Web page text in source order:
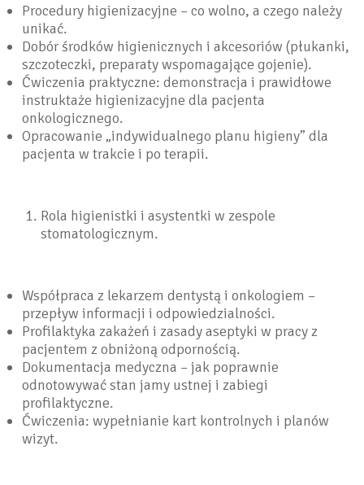
Procedury higienizacyjne – co wolno, a czego należy
unikać.
Dobór środków higienicznych i akcesoriów (płukanki,
szczoteczki, preparaty wspomagające gojenie).
Ćwiczenia praktyczne: demonstracja i prawidłowe
instruktaże higienizacyjne dla pacjenta
onkologicznego.
Opracowanie „indywidualnego planu higieny” dla
pacjenta w trakcie i po terapii.
Rola higienistki i asystentki w zespole
stomatologicznym.
Współpraca z lekarzem dentystą i onkologiem –
przepływ informacji i odpowiedzialności.
Profilaktyka zakażeń i zasady aseptyki w pracy z
pacjentem z obniżoną odpornością.
Dokumentacja medyczna – jak poprawnie
odnotowywać stan jamy ustnej i zabiegi
profilaktyczne.
Ćwiczenia: wypełnianie kart kontrolnych i planów
wizyt.